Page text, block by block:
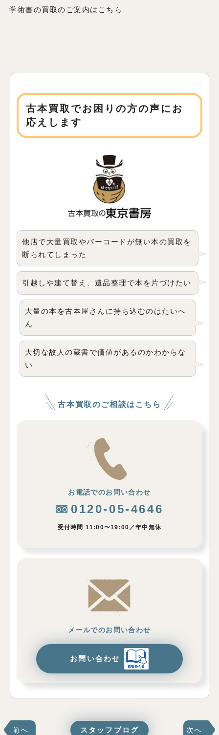
学術書の買取のご案内はこちら
古本買取でお困りの方の声にお
応えします
他店で大量買取やバーコードが無い本の買取を
断られてしまった
引越しや建て替え、遺品整理で本を片づけたい
大量の本を古本屋さんに持ち込むのはたいへ
ん
大切な故人の蔵書で価値があるのかわからな
い
古本買取のご相談はこちら
お電話でのお問い合わせ
0120-05-4646
受付時間 11:00〜19:00／年中無休
メールでのお問い合わせ
お問い合わせ
前へ スタッフブログ 次へ